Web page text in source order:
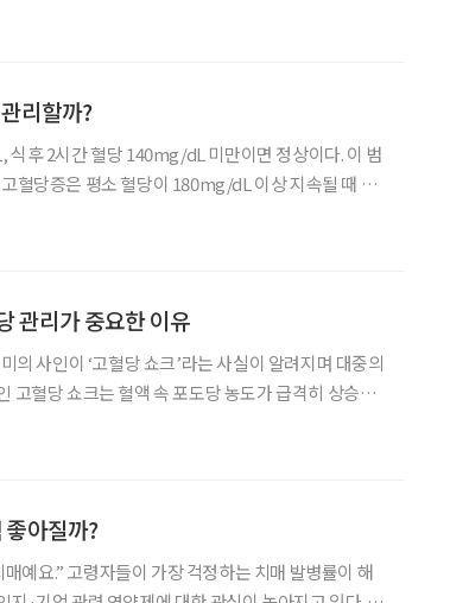
리할까?
후 2시간 혈당 140mg/dL 미만이면 정상이다. 이 범
혈당증은 평소 혈당이 180mg/dL 이상 지속될 때 발
관리가 중요한 이유
의 사인이 ‘고혈당 쇼크’라는 사실이 알려지며 대중의
고혈당 쇼크는 혈액 속 포도당 농도가 급격히 상승해
좋아질까?
예요.” 고령자들이 가장 걱정하는 치매 발병률이 해